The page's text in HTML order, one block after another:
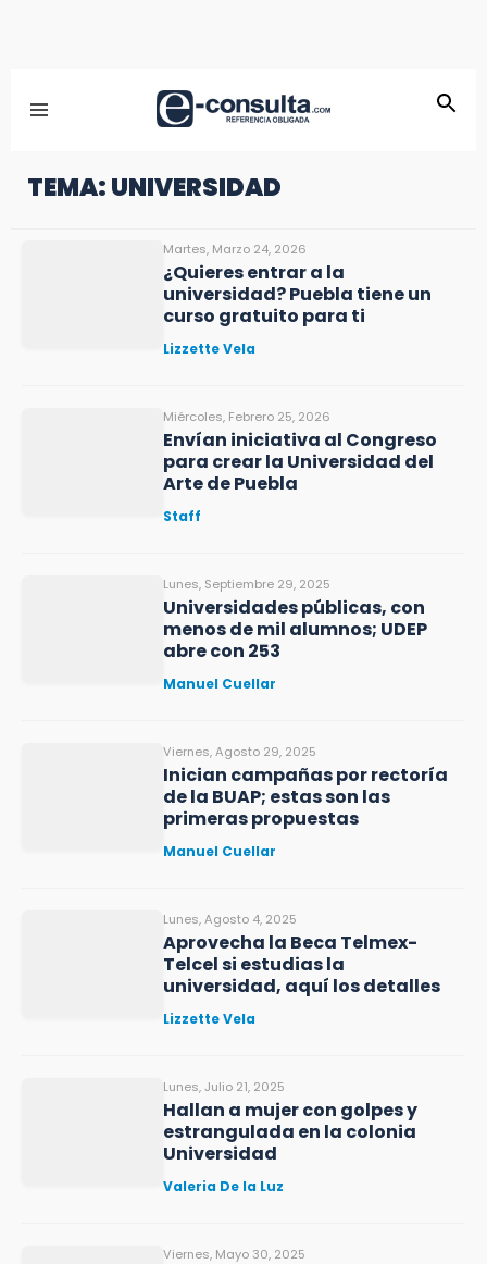
TEMA: UNIVERSIDAD
Martes, Marzo 24, 2026
¿Quieres entrar a la
universidad? Puebla tiene un
curso gratuito para ti
Lizzette Vela
Miércoles, Febrero 25, 2026
Envían iniciativa al Congreso
para crear la Universidad del
Arte de Puebla
Staff
Lunes, Septiembre 29, 2025
Universidades públicas, con
menos de mil alumnos; UDEP
abre con 253
Manuel Cuellar
Viernes, Agosto 29, 2025
Inician campañas por rectoría
de la BUAP; estas son las
primeras propuestas
Manuel Cuellar
Lunes, Agosto 4, 2025
Aprovecha la Beca Telmex-
Telcel si estudias la
universidad, aquí los detalles
Lizzette Vela
Lunes, Julio 21, 2025
Hallan a mujer con golpes y
estrangulada en la colonia
Universidad
Valeria De la Luz
Viernes, Mayo 30, 2025